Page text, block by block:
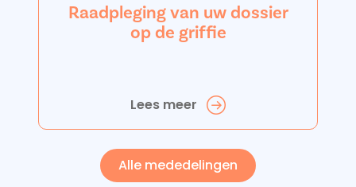
Raadpleging van uw dossier
op de griffie
Lees meer
Alle mededelingen